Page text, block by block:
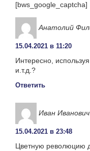
[bws_google_captcha]
Анатолий
15.04.2021 в 11:20
Интересно,
и.т.д.?
Ответить
Иван Иванович
15.04.2021 в 23:48
Цветную революцию